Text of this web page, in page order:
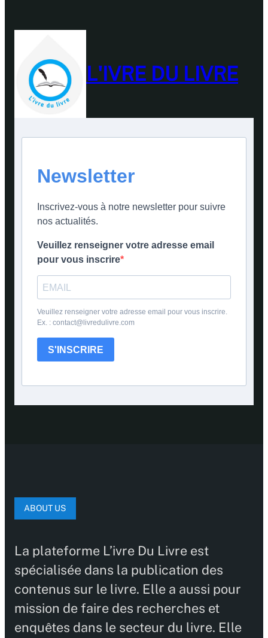
L'IVRE DU LIVRE
Newsletter
Inscrivez-vous à notre newsletter pour suivre
nos actualités.
Veuillez renseigner votre adresse email
pour vous inscrire
Veuillez renseigner votre adresse email pour vous inscrire.
Ex. : contact@livredulivre.com
S'INSCRIRE
ABOUT US
La plateforme L’ivre Du Livre est
spécialisée dans la publication des
contenus sur le livre. Elle a aussi pour
mission de faire des recherches et
enquêtes dans le secteur du livre. Elle